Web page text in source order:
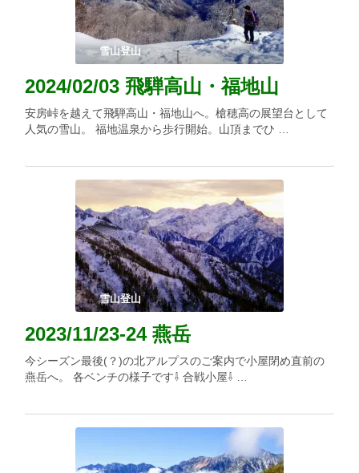
雪山登山
2024/02/03 飛騨高山・福地山
安房峠を越えて飛騨高山・福地山へ。槍穂高の展望台として
人気の雪山。 福地温泉から歩行開始。山頂までひ …
雪山登山
2023/11/23-24 燕岳
今シーズン最後(？)の北アルプスのご案内で小屋閉め直前の
燕岳へ。 各ベンチの様子です⇩ 合戦小屋⇩ …